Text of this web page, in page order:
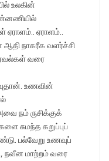
உலகின்
ஏராளம்.. ஏராளம்..
நாகரீக வளர்ச்சி
வரை
உணவின்
நம் ருசிக்குக்
சுமந்த கறுப்புப்
பல்வேறு உணவுப்
நவீன மாற்றம் வரை